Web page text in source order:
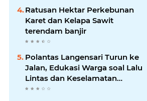
Ratusan Hektar Perkebunan
Karet dan Kelapa Sawit
terendam banjir
Polantas Langensari Turun ke
Jalan, Edukasi Warga soal Lalu
Lintas dan Keselamatan
Berkendara